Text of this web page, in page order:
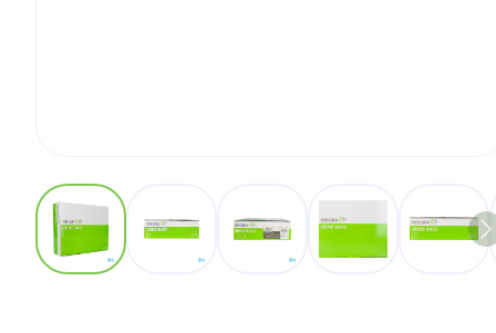
View larger image View larger imageView larger image